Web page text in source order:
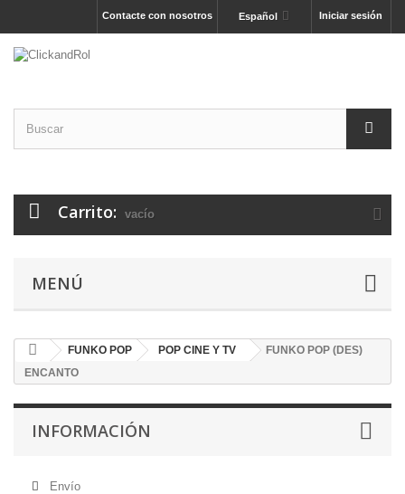
Iniciar sesión
Español
Contacte con nosotros
Carrito: vacío
MENÚ
FUNKO POP POP CINE Y TV
FUNKO POP (DES)
ENCANTO
INFORMACIÓN
Envío